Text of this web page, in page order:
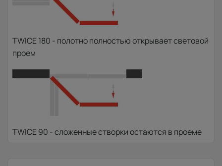
TWICE 180 - полотно полностью открывает световой
проем
TWICE 90 - сложенные створки остаются в проеме